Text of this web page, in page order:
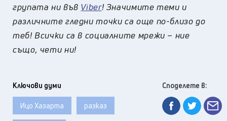
групата ни във Viber! Значимите теми и
различните гледни точки са още по-близо до
теб! Всички са в социалните мрежи – ние
също, чети ни!
Ключови думи
Ицо Хазарта разказ
Споделете в: